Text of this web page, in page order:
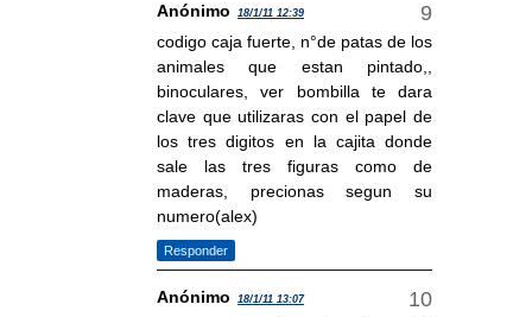
Anónimo 18/1/11 12:39
codigo caja fuerte, n°de patas de los
animales que estan pintado,,
binoculares, ver bombilla te dara
clave que utilizaras con el papel de
los tres digitos en la cajita donde
sale las tres figuras como de
maderas, precionas segun su
numero(alex)
Responder
Anónimo 18/1/11 13:07